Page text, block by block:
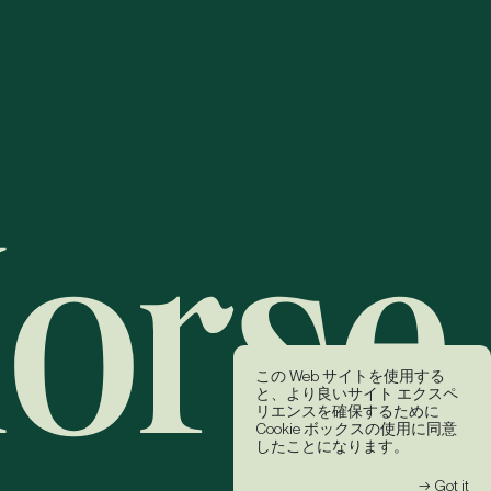
この Web サイトを使用する
と、より良いサイト エクスペ
リエンスを確保するために
Cookie ボックスの使用に同意
したことになります。
→ Got it